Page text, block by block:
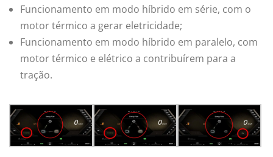
Funcionamento em modo híbrido em série, com o
motor térmico a gerar eletricidade;
Funcionamento em modo híbrido em paralelo, com
motor térmico e elétrico a contribuírem para a
tração.